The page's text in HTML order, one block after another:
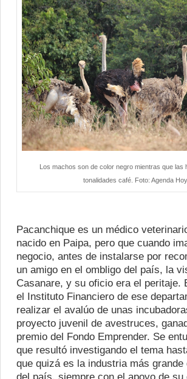
Los machos son de color negro mientras que las
tonalidades café. Foto: Agenda Hoy.
Pacanchique es un médico
nacido en Paipa, pero que cuando
negocio, antes de instalarse por
un amigo en el ombligo del país, la
Casanare, y su oficio era el peritaje.
el Instituto Financiero de ese
realizar el avalúo de unas
proyecto juvenil de avestruces,
premio del Fondo Emprender. Se
que resultó investigando el tema
que quizá es la industria más
del país, siempre con el apoyo de su